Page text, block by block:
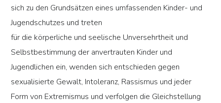
sich zu den Grundsätzen eines umfassenden Kinder- und
Jugendschutzes und treten
für die körperliche und seelische Unversehrtheit und
Selbstbestimmung der anvertrauten Kinder und
Jugendlichen ein, wenden sich entschieden gegen
sexualisierte Gewalt, Intoleranz, Rassismus und jeder
Form von Extremismus und verfolgen die Gleichstellung